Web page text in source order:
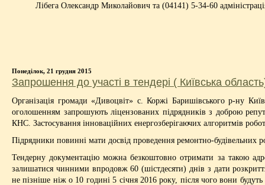
Лібега Олександр Миколайович та (04141) 5-34-60
Понеділок, 21 грудня 2015
Запрошення до участі в тендері ( Київська
Організація громади «Дивоцвіт» с. Коржі Баришівського р-ну
оголошенням запрошують ліцензованих підрядників з доброю
КНС. Застосування інноваційних енергозберігаючих алгоритмів
Підрядники повинні мати досвід проведення ремонтно-будівельних
Тендерну документацію можна безкоштовно отримати за такою
залишатися чинними впродовж 60 (шістдесяти) днів з дати
не пізніше ніж о 10 годині 5 січня 2016 року, після чого вони